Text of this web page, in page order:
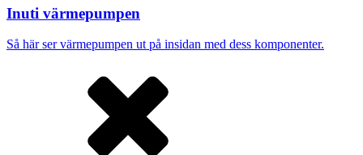
Inuti värmepumpen
Så här ser värmepumpen ut på insidan med dess komponenter.